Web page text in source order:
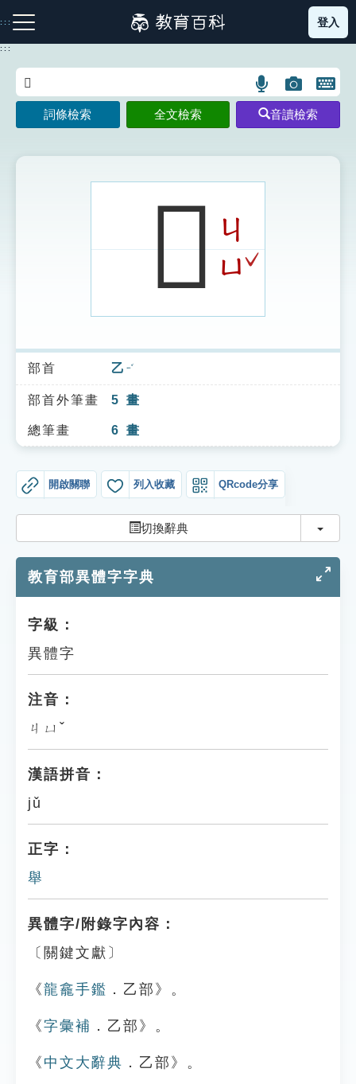
到
主
:::
注音索引圖示 筆畫索引圖示 部首索引表圖示
索引選單
知識索引
單字索引
貓頭鷹博士
登入
:::
語
言
搜
示
圖
片
搜
開
鍵
圖
詞條檢索 全文檢索 音讀檢索
𠃥 ㄐ
ㄩ ˇ
部首 乙 ㄧˇ
部首外筆畫 5 畫
總筆畫 6 畫
開啟關聯 列入收藏 QRcode分享
切換辭典 切換
教育部異體字字典
字級：
異體字
注音：
ㄐㄩˇ
漢語拼音：
jǔ
正字：
舉
異體字/附錄字內容：
〔關鍵文獻〕
《龍龕手鑑 ．乙部》。
《字彙補 ．乙部》。
《 中文大辭典 ．乙部》。